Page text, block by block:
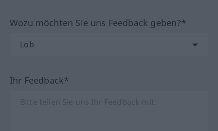
Wozu möchten Sie uns Feedback geben?*
Ihr Feedback*